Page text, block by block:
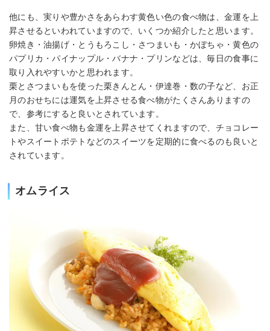
他にも、実りや豊かさをあらわす黄色い色の食べ物は、金運を上
昇させるといわれていますので、いくつか紹介したと思います。
卵焼き・油揚げ・とうもろこし・さつまいも・かぼちゃ・黄色の
パプリカ・パイナップル・バナナ・プリンなどは、毎日の食事に
取り入れやすいかと思われます。
栗とさつまいもを使った栗きんとん・伊達巻・数の子など、お正
月のおせちには運気を上昇させる食べ物がたくさんありますの
で、参考にすると良いとされています。
また、甘い食べ物も金運を上昇させてくれますので、チョコレー
トやスイートポテトなどのスイーツを定期的に食べるのも良いと
されています。
オムライス